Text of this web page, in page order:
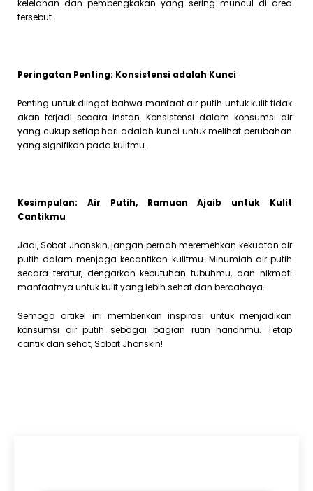
kelelahan dan pembengkakan yang sering muncul di area
tersebut.
Peringatan Penting: Konsistensi adalah Kunci
Penting untuk diingat bahwa manfaat air putih untuk kulit tidak
akan terjadi secara instan. Konsistensi dalam konsumsi air
yang cukup setiap hari adalah kunci untuk melihat perubahan
yang signifikan pada kulitmu.
Kesimpulan: Air Putih, Ramuan Ajaib untuk Kulit
Cantikmu
Jadi, Sobat Jhonskin, jangan pernah meremehkan kekuatan air
putih dalam menjaga kecantikan kulitmu. Minumlah air putih
secara teratur, dengarkan kebutuhan tubuhmu, dan nikmati
manfaatnya untuk kulit yang lebih sehat dan bercahaya.
Semoga artikel ini memberikan inspirasi untuk menjadikan
konsumsi air putih sebagai bagian rutin harianmu. Tetap
cantik dan sehat, Sobat Jhonskin!